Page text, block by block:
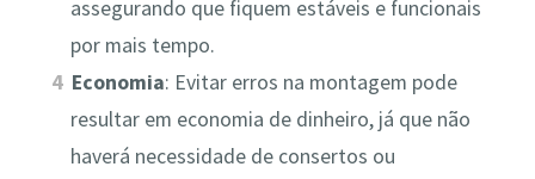
assegurando que fiquem estáveis e funcionais
por mais tempo.
Economia: Evitar erros na montagem pode
resultar em economia de dinheiro, já que não
haverá necessidade de consertos ou